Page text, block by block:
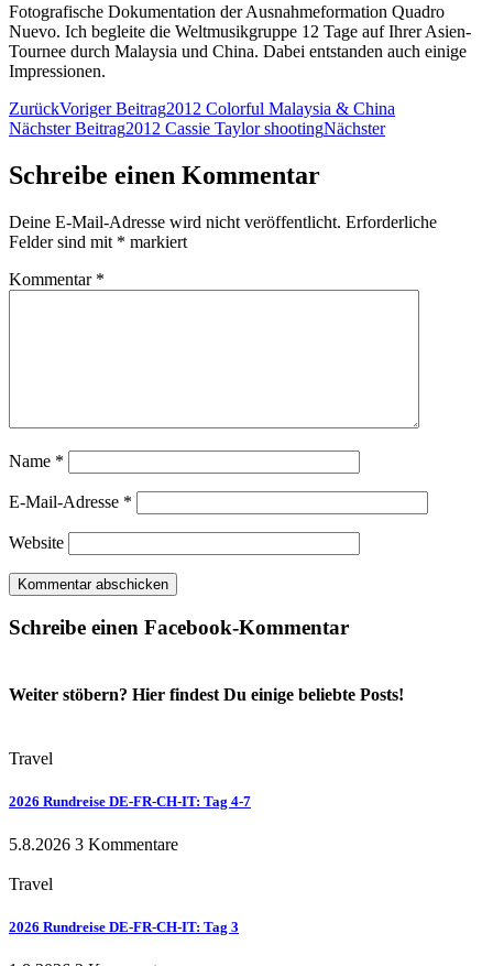
Fotografische Dokumentation der Ausnahmeformation Quadro
Nuevo. Ich begleite die Weltmusikgruppe 12 Tage auf Ihrer Asien-
Tournee durch Malaysia und China. Dabei entstanden auch einige
Impressionen.
ZurückVoriger Beitrag2012 Colorful Malaysia & China
Nächster Beitrag2012 Cassie Taylor shootingNächster
Schreibe einen Kommentar
Deine E-Mail-Adresse wird nicht veröffentlicht. Erforderliche
Felder sind mit * markiert
Kommentar *
Name *
E-Mail-Adresse *
Website
Schreibe einen Facebook-Kommentar
Weiter stöbern? Hier findest Du einige beliebte Posts!
Travel
2026 Rundreise DE-FR-CH-IT: Tag 4-7
5.8.2026 3 Kommentare
Travel
2026 Rundreise DE-FR-CH-IT: Tag 3